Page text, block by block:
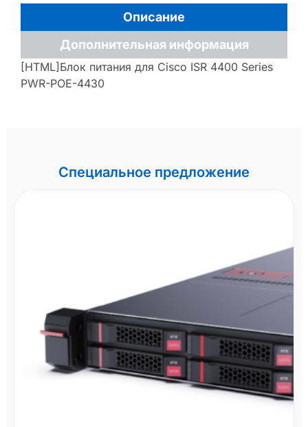
Описание
Дополнительная информация
[HTML]Блок питания для Cisco ISR 4400 Series
PWR-POE-4430
Специальное предложение